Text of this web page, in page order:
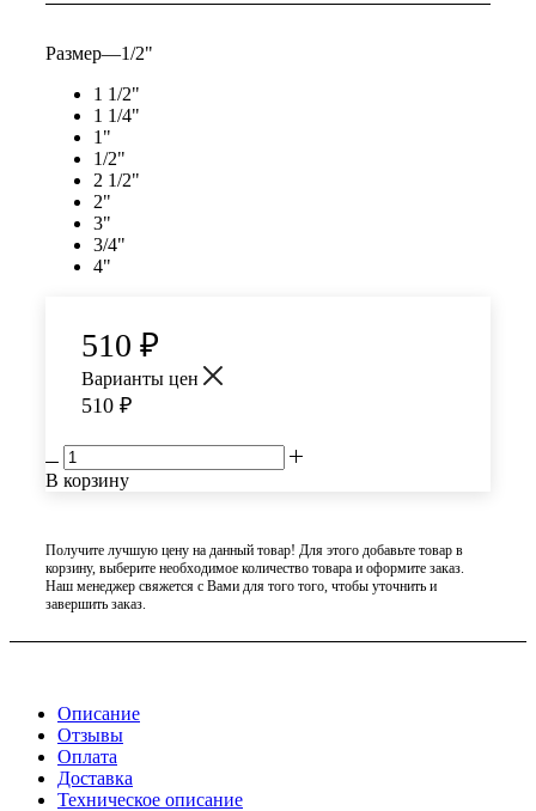
Размер—1/2"
1 1/2"
1 1/4"
1"
1/2"
2 1/2"
2"
3"
3/4"
4"
510 ₽
Варианты цен
510 ₽
В корзину
Получите лучшую цену на данный товар! Для этого добавьте товар в
корзину, выберите необходимое количество товара и оформите заказ.
Наш менеджер свяжется с Вами для того того, чтобы уточнить и
завершить заказ.
Описание
Отзывы
Оплата
Доставка
Техническое описание